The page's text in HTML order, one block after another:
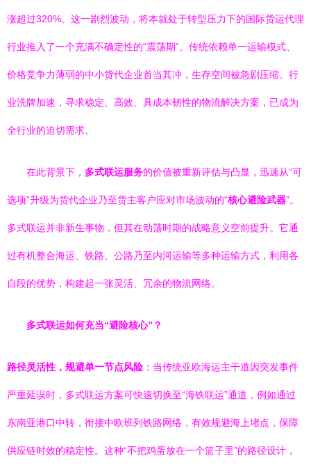
涨超过320%。这一剧烈波动，将本就处于转型压力下的国际货运代理
行业推入了一个充满不确定性的“震荡期”。传统依赖单一运输模式、
价格竞争力薄弱的中小货代企业首当其冲，生存空间被急剧压缩。行
业洗牌加速，寻求稳定、高效、具成本韧性的物流解决方案，已成为
全行业的迫切需求。
在此背景下， 多式联运服务的价值被重新评估与凸显，迅速从“可
选项”升级为货代企业乃至货主客户应对市场波动的“核心避险武器”。
多式联运并非新生事物，但其在动荡时期的战略意义空前提升。它通
过有机整合海运、铁路、公路乃至内河运输等多种运输方式，利用各
自段的优势，构建起一张灵活、冗余的物流网络。
多式联运如何充当“避险核心”？
路径灵活性，规避单一节点风险 ：当传统亚欧海运主干道因突发事件
严重延误时，多式联运方案可快速切换至“海铁联运”通道，例如通过
东南亚港口中转，衔接中欧班列铁路网络，有效规避海上堵点，保障
供应链时效的稳定性。这种“不把鸡蛋放在一个篮子里”的路径设计，